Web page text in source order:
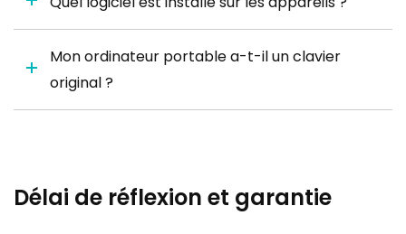
Mon ordinateur portable a-t-il un clavier
original ?
Délai de réflexion et garantie